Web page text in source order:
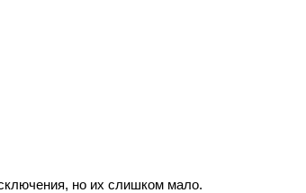
но их слишком мало.